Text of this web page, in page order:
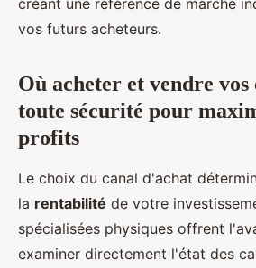
vos futurs acheteurs.
Où acheter et vendre vos
toute sécurité pour
profits
Le choix du canal d'achat
la rentabilité de votre
spécialisées physiques offrent
examiner directement l'état des